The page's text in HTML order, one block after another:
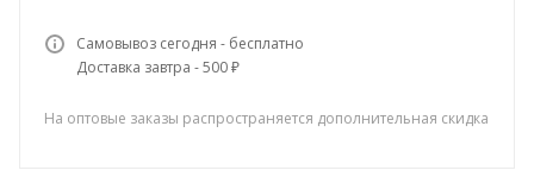
Самовывоз сегодня - бесплатно
Доставка завтра - 500 ₽
На оптовые заказы распространяется дополнительная скидка